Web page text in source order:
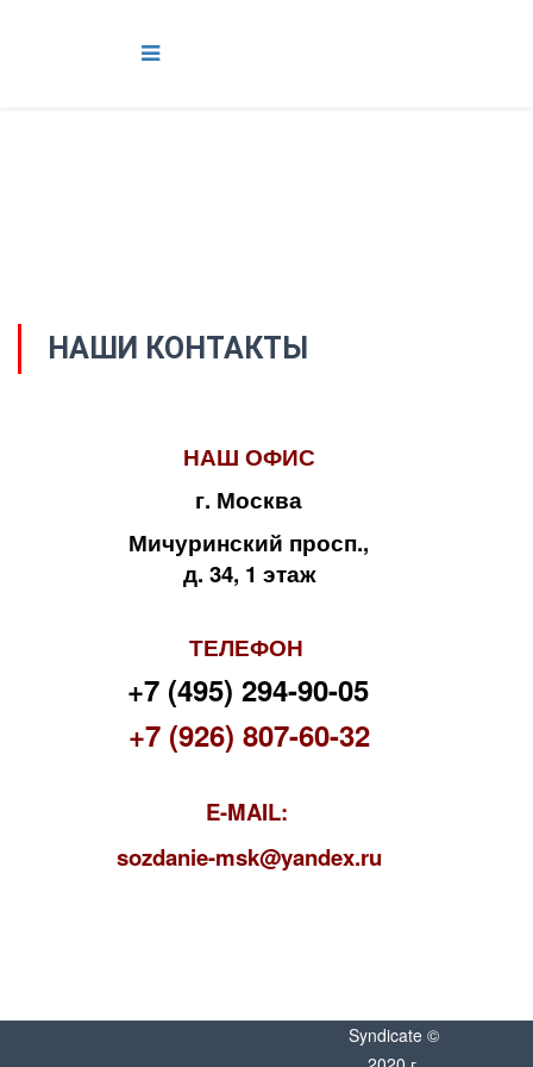
НАШИ КОНТАКТЫ
НАШ ОФИС
г. Москва
Мичуринский просп.,
д. 34, 1 этаж
ТЕЛЕФОН
+7 (495) 294-90-05
+7 (926) 807-60-32
E-MAIL:
sozdanie-msk@yandex.ru
Syndicate ©